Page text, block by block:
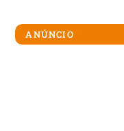
ANÚNCIO